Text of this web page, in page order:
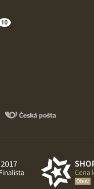
10